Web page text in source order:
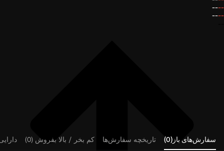
--
--
--
--
سفارش‌های باز(0) تاریخچه سفارش‌ها کم بخر / بالا بفروش (0)